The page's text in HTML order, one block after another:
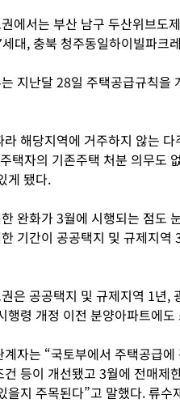
에서는 부산 남구 두산위브도
대, 충북 청주동일하이빌파크
지난달 28일 주택공급규칙을
라 해당지역에 거주하지 않는
택자의 기존주택 처분 의무도
게 됐다.
완화가 3월에 시행되는 점도
기간이 공공택지 및 규제지
은 공공택지 및 규제지역 1년,
행령 개정 이전 분양아파트에
계자는 “국토부에서 주택공급
건 등이 개선됐고 3월에 전매제
을지 주목된다”고 말했다. 류수